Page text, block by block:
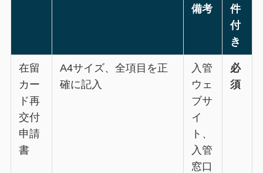
備考
件
付
き
在留
カー
ド再
交付
申請
書
A4サイズ、全項目を正
確に記入
入管
ウェ
ブサ
イ
ト、
入管
窓口
必
須